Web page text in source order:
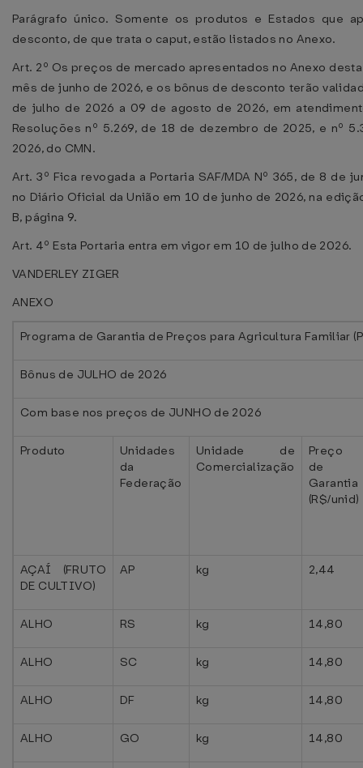
Parágrafo único. Somente os produtos e Estados que
desconto, de que trata o caput, estão listados no Anexo.
Art. 2º Os preços de mercado apresentados no Anexo
mês de junho de 2026, e os bônus de desconto terão
de julho de 2026 a 09 de agosto de 2026, em
Resoluções nº 5.269, de 18 de dezembro de 2025, e nº
2026, do CMN.
Art. 3º Fica revogada a Portaria SAF/MDA Nº 365, de 8 de
no Diário Oficial da União em 10 de junho de 2026, na
B, página 9.
Art. 4º Esta Portaria entra em vigor em 10 de julho de 2026.
VANDERLEY ZIGER
ANEXO
Programa de Garantia de Preços para Agricultura Familiar
Bônus de JULHO de 2026
Com base nos preços de JUNHO de 2026
Produto
Unidades
da
Federação
Unidade de
Comercialização
Preço
de
Garantia
(R$/unid)
AÇAÍ (FRUTO
DE CULTIVO)
AP kg 2,44
ALHO RS kg 14,80
ALHO SC kg 14,80
ALHO DF kg 14,80
ALHO GO kg 14,80